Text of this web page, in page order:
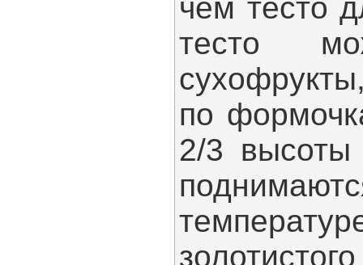
чем тесто
тесто
по
2/3